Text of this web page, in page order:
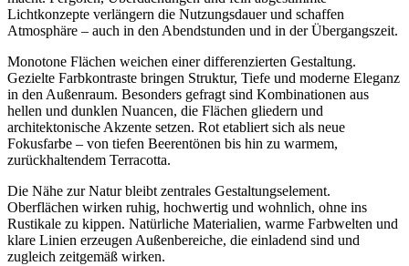
Lichtkonzepte verlängern die Nutzungsdauer und schaffen
Atmosphäre – auch in den Abendstunden und in der Übergangszeit.
Monotone Flächen weichen einer differenzierten Gestaltung.
Gezielte Farbkontraste bringen Struktur, Tiefe und moderne Eleganz
in den Außenraum. Besonders gefragt sind Kombinationen aus
hellen und dunklen Nuancen, die Flächen gliedern und
architektonische Akzente setzen. Rot etabliert sich als neue
Fokusfarbe – von tiefen Beerentönen bis hin zu warmem,
zurückhaltendem Terracotta.
Die Nähe zur Natur bleibt zentrales Gestaltungselement.
Oberflächen wirken ruhig, hochwertig und wohnlich, ohne ins
Rustikale zu kippen. Natürliche Materialien, warme Farbwelten und
klare Linien erzeugen Außenbereiche, die einladend sind und
zugleich zeitgemäß wirken.